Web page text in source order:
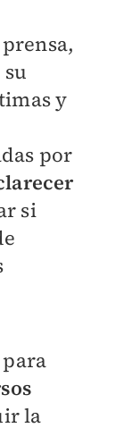
y
por
si
la